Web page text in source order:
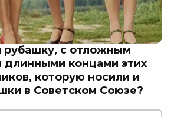
рубашку, с отложным
длинными концами этих
которую носили и
в Советском Союзе?